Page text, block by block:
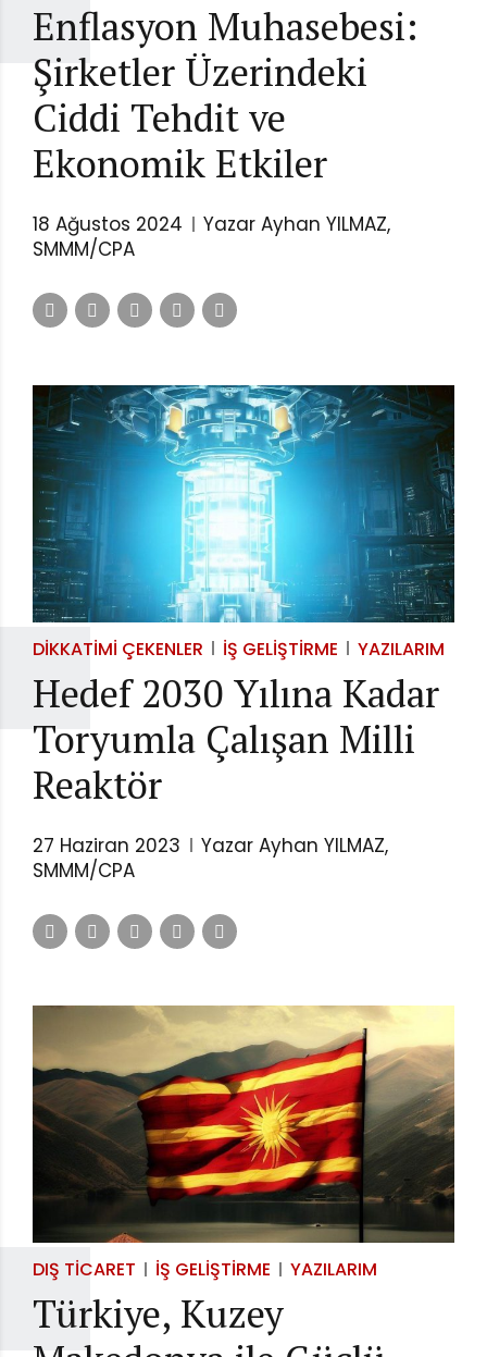
Enflasyon Muhasebesi:
Şirketler Üzerindeki
Ciddi Tehdit ve
Ekonomik Etkiler
18 Ağustos 2024
Yazar Ayhan YILMAZ,
SMMM/CPA
DIKKATIMI ÇEKENLER İŞ GELIŞTIRME YAZILARIM
Hedef 2030 Yılına Kadar
Toryumla Çalışan Milli
Reaktör
27 Haziran 2023
Yazar Ayhan YILMAZ,
SMMM/CPA
DIŞ TICARET İŞ GELIŞTIRME YAZILARIM
Türkiye, Kuzey